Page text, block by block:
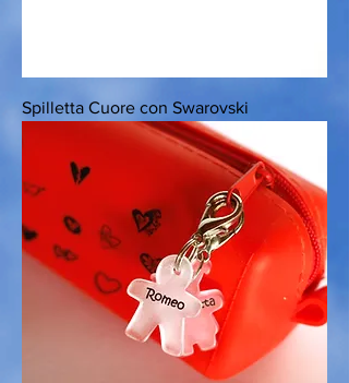
Spilletta Cuore con Swarovski